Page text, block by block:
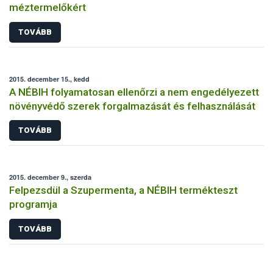
méztermelőkért
TOVÁBB
2015. december 15., kedd
A NÉBIH folyamatosan ellenőrzi a nem engedélyezett
növényvédő szerek forgalmazását és felhasználását
TOVÁBB
2015. december 9., szerda
Felpezsdül a Szupermenta, a NÉBIH termékteszt
programja
TOVÁBB